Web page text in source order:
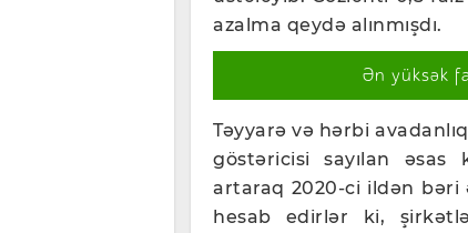
azalma qeydə alınmışdı.
Ən yüksək
Təyyarə və hərbi
göstəricisi sayılan
artaraq 2020-ci ildən bəri
hesab edirlər ki,